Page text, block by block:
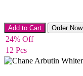
Night Cream
Add to Cart Order Now
24% Off
12 Pcs